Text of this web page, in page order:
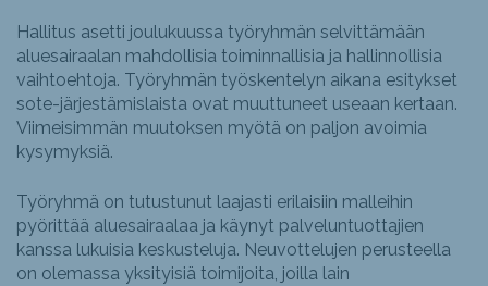
Hallitus asetti joulukuussa työryhmän selvittämään
aluesairaalan mahdollisia toiminnallisia ja hallinnollisia
vaihtoehtoja. Työryhmän työskentelyn aikana esitykset
sote-järjestämislaista ovat muuttuneet useaan kertaan.
Viimeisimmän muutoksen myötä on paljon avoimia
kysymyksiä.
Työryhmä on tutustunut laajasti erilaisiin malleihin
pyörittää aluesairaalaa ja käynyt palveluntuottajien
kanssa lukuisia keskusteluja. Neuvottelujen perusteella
on olemassa yksityisiä toimijoita, joilla lain